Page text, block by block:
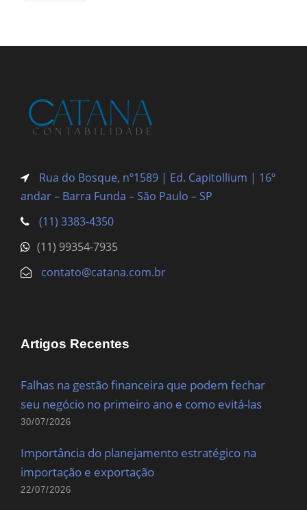
Rua do Bosque, nº1589 | Ed. Capitollium | 16º
andar – Barra Funda – São Paulo – SP
(11) 3383-4350
(11) 99354-7935
contato@catana.com.br
Artigos Recentes
Falhas na gestão financeira que podem fechar
seu negócio no primeiro ano e como evitá-las
30/07/2026
Importância do planejamento estratégico na
importação e exportação
22/07/2026